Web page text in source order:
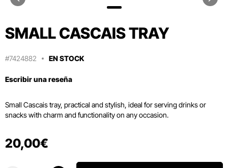
SMALL CASCAIS TRAY
#7424882 EN STOCK
Escribir una reseña
Small Cascais tray, practical and stylish, ideal for serving drinks or
snacks with charm and functionality on any occasion.
20,00€